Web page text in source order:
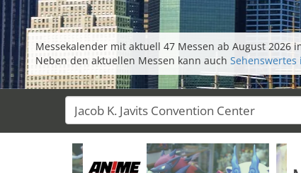
Messekalender mit aktuell 47 Messen ab August 2026
Neben den aktuellen Messen kann auch Sehenswertes